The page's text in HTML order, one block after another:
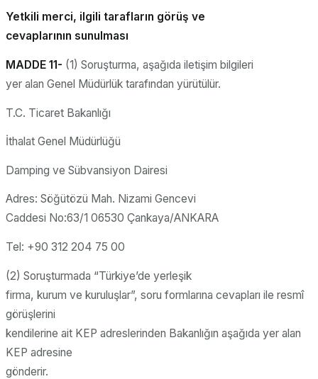
Yetkili merci, ilgili tarafların görüş ve
cevaplarının sunulması
MADDE 11- (1) Soruşturma, aşağıda iletişim bilgileri
yer alan Genel Müdürlük tarafından yürütülür.
T.C. Ticaret Bakanlığı
İthalat Genel Müdürlüğü
Damping ve Sübvansiyon Dairesi
Adres: Söğütözü Mah. Nizami Gencevi
Caddesi No:63/1 06530 Çankaya/ANKARA
Tel: +90 312 204 75 00
(2) Soruşturmada “Türkiye’de yerleşik
firma, kurum ve kuruluşlar”, soru formlarına cevapları ile resmî
görüşlerini
kendilerine ait KEP adreslerinden Bakanlığın aşağıda yer alan
KEP adresine
gönderir.